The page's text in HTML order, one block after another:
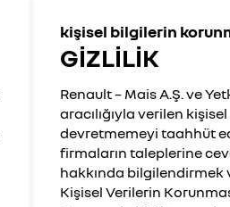
kişisel bilgilerin
GİZLİLİK
Renault – Mais A.Ş. ve
aracılığıyla verilen
devretmemeyi taahhüt
firmaların taleplerine
hakkında bilgilendirmek
Kişisel Verilerin